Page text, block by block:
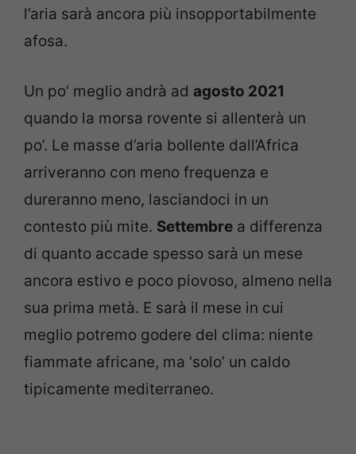
l’aria sarà ancora più insopportabilmente
afosa.
Un po’ meglio andrà ad agosto 2021
quando la morsa rovente si allenterà un
po’. Le masse d’aria bollente dall’Africa
arriveranno con meno frequenza e
dureranno meno, lasciandoci in un
contesto più mite. Settembre a differenza
di quanto accade spesso sarà un mese
ancora estivo e poco piovoso, almeno nella
sua prima metà. E sarà il mese in cui
meglio potremo godere del clima: niente
fiammate africane, ma ‘solo’ un caldo
tipicamente mediterraneo.